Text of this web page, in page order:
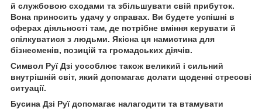
й службовою сходами та збільшувати свій прибуток.
Вона приносить удачу у справах. Ви будете успішні в
сферах діяльності там, де потрібне вміння керувати й
спілкуватися з людьми. Якісна ця намистина для
бізнесменів, позицій та громадських діячів.
Символ Руї Дзі уособлює також великий і сильний
внутрішній світ, який допомагає долати щоденні стресові
ситуації.
Бусина Дзі Руї допомагає налагодити та втамувати